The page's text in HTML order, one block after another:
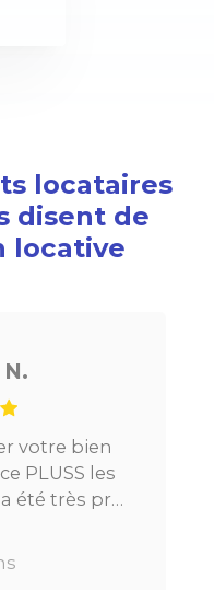
locataires
disent de
locative
votre bien
PLUSS les
été très pro
à
en moins de